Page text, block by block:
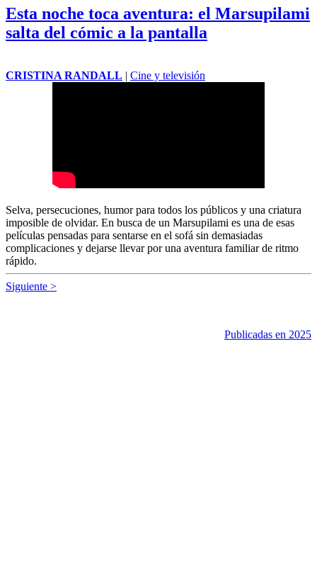
Esta noche toca aventura: el Marsupilami
salta del cómic a la pantalla
CRISTINA RANDALL | Cine y televisión
Selva, persecuciones, humor para todos los públicos y una criatura
imposible de olvidar. En busca de un Marsupilami es una de esas
películas pensadas para sentarse en el sofá sin demasiadas
complicaciones y dejarse llevar por una aventura familiar de ritmo
rápido.
Siguiente >
Publicadas en 2025